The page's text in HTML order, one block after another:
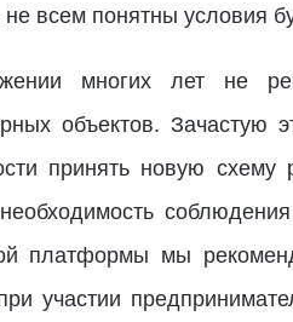
не всем понятны условия
многих лет не
объектов.
принять новую
платформы мы
участии